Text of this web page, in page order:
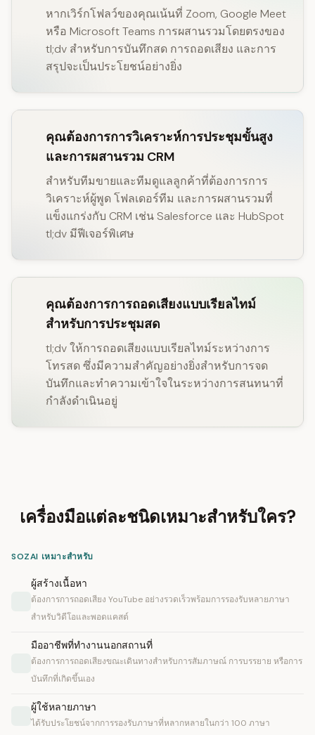
หากเวิร์กโฟลว์ของคุณเน้นที่ Zoom, Google Meet
หรือ Microsoft Teams การผสานรวมโดยตรงของ
tl;dv สำหรับการบันทึกสด การถอดเสียง และการ
สรุปจะเป็นประโยชน์อย่างยิ่ง
คุณต้องการการวิเคราะห์การประชุมขั้นสูง
และการผสานรวม CRM
สำหรับทีมขายและทีมดูแลลูกค้าที่ต้องการการ
วิเคราะห์ผู้พูด โฟลเดอร์ทีม และการผสานรวมที่
แข็งแกร่งกับ CRM เช่น Salesforce และ HubSpot
tl;dv มีฟีเจอร์พิเศษ
คุณต้องการการถอดเสียงแบบเรียลไทม์
สำหรับการประชุมสด
tl;dv ให้การถอดเสียงแบบเรียลไทม์ระหว่างการ
โทรสด ซึ่งมีความสำคัญอย่างยิ่งสำหรับการจด
บันทึกและทำความเข้าใจในระหว่างการสนทนาที่
กำลังดำเนินอยู่
เครื่องมือแต่ละชนิดเหมาะสำหรับใคร?
SOZAI เหมาะสำหรับ
ผู้สร้างเนื้อหา
ต้องการการถอดเสียง YouTube อย่างรวดเร็วพร้อมการรองรับหลายภาษา
สำหรับวิดีโอและพอดแคสต์
มืออาชีพที่ทำงานนอกสถานที่
ต้องการการถอดเสียงขณะเดินทางสำหรับการสัมภาษณ์ การบรรยาย หรือการ
บันทึกที่เกิดขึ้นเอง
ผู้ใช้หลายภาษา
ได้รับประโยชน์จากการรองรับภาษาที่หลากหลายในกว่า 100 ภาษา